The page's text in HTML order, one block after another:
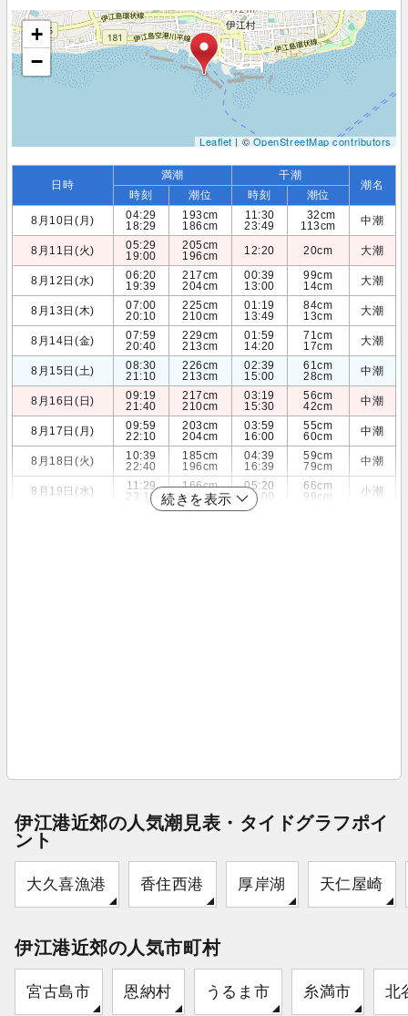
+
−
Leaflet| ©OpenStreetMap contributors
日時
満潮 干潮
潮名
時刻 潮位 時刻
潮位
8月10日(月)
04:29
18:29
193cm
186cm
11:30
23:49
32cm
113cm
中潮
8月11日(火)
05:29
19:00
205cm
196cm
12:20 20cm 大潮
8月12日(水)
06:20
19:39
217cm
204cm
00:39
13:00
99cm
14cm
大潮
8月13日(木)
07:00
20:10
225cm
210cm
01:19
13:49
84cm
13cm
大潮
8月14日(金)
07:59
20:40
229cm
213cm
01:59
14:20
71cm
17cm
大潮
8月15日(土)
08:30
21:10
226cm
213cm
02:39
15:00
61cm
28cm
中潮
8月16日(日)
09:19
21:40
217cm
210cm
03:19
15:30
56cm
42cm
中潮
8月17日(月)
09:59
22:10
203cm
204cm
03:59
16:00
55cm
60cm
中潮
8月18日(火)
10:39
22:40
185cm
196cm
04:39
16:39
59cm
79cm
中潮
8月19日(水)
11:29
23:19
166cm
186cm
05:20
17:00
66cm
99cm
小潮
続きを表示
伊江港近郊の人気潮見表・タイドグラフポイ
ント
大久喜漁港 香住西港 厚岸湖 天仁屋崎
伊江港近郊の人気市町村
宮古島市 恩納村 うるま市 糸満市 北